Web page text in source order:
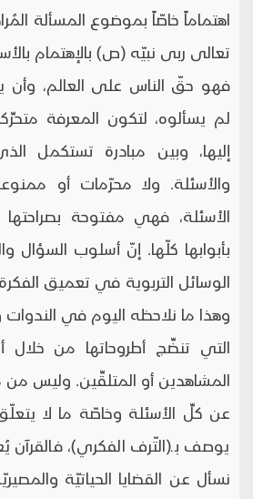
اهتماماً خاصّاً بموضوع المسألة
تعالى ربى نبيّه (ص) بالإهتمام
فهو حقّ الناس على العالم، وأن
لم يسألوه، لتكون المعرفة
إليها، وبين مبادرة تستكمل
والأسئلة. ولا محرّمات أو
الأسئلة، فهي مفتوحة
بأبوابها كلّها. إنّ أسلوب السؤال
الوسائل التربوية في تعميق
وهذا ما نلاحظه اليوم في الندوات
التي تنضِّج أطروحاتها من خلال
المشاهدين أو المتلقِّين. وليس من
عن كلِّ الأسئلة وخاصّة ما لا يتعلّق
يوصف بـ(التّرف الفكري)، فالقرآن
نسأل عن القضايا الحياتيّة